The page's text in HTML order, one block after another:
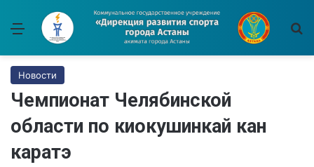
Меню
Новости
Чемпионат Челябинской
области по киокушинкай кан
каратэ